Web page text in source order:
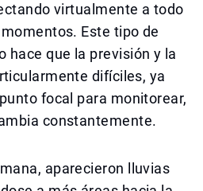
virtualmente a todo
Este tipo de
hace que la previsión y la
difíciles, ya
focal para monitorear,
constantemente.
aparecieron lluvias